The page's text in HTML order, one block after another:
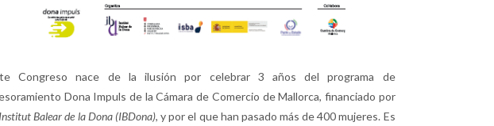
Congreso nace de la ilusión por celebrar 3 años del programa de
Dona Impuls de la Cámara de Comercio de Mallorca, financiado por
Balear de la Dona (IBDona), y por el que han pasado más de 400 mujeres. Es